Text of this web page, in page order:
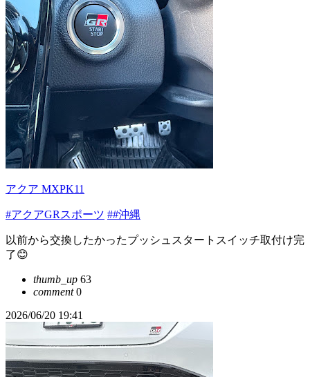
アクア MXPK11
#アクアGRスポーツ ##沖縄
以前から交換したかったプッシュスタートスイッチ取付け完
了😊
thumb_up 63
comment0
2026/06/20 19:41